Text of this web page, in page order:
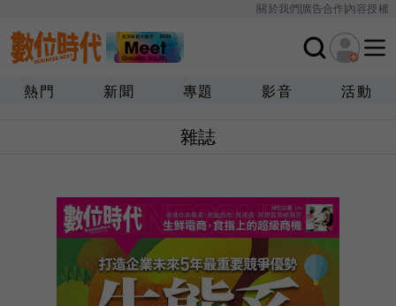
關於我們廣告合作內容授權
熱門 新聞 專題 影音 活動
雜誌